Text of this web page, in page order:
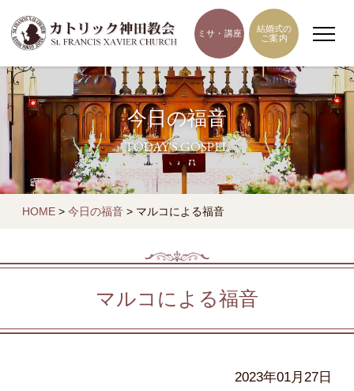
ミサ・講座
結婚式の
ご案内
今日の福音
TODAY'S GOSPEL
HOME > 今日の福音 > マルコによる福音
マルコによる福音
2023年01月27日